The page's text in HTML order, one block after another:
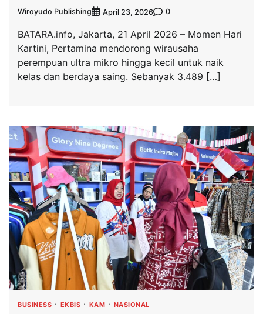
Wiroyudo Publishing April 23, 2026 0
BATARA.info, Jakarta, 21 April 2026 – Momen Hari
Kartini, Pertamina mendorong wirausaha
perempuan ultra mikro hingga kecil untuk naik
kelas dan berdaya saing. Sebanyak 3.489 […]
BUSINESS EKBIS KAM NASIONAL